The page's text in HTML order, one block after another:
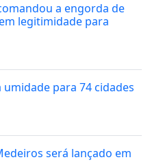
a engorda de
legitimidade para
para 74 cidades
será lançado em